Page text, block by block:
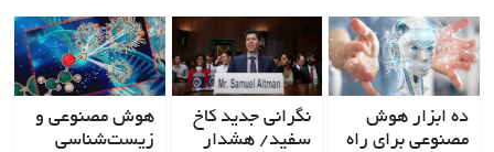
ده ابزار هوش
مصنوعی برای راه
نگرانی جدید کاخ
سفید/ هشدار
هوش مصنوعی و
زیست‌شناسی